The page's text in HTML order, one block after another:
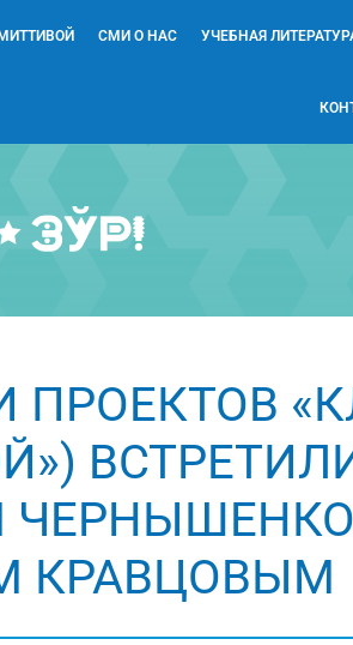
СМИ О НАС УЧЕБНАЯ
ПРОЕКТОВ
КРАВЦОВЫМ